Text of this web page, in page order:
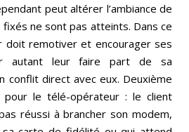
peut altérer l’ambiance de
ne sont pas atteints. Dans ce
doit remotiver et encourager ses
autant leur faire part de sa
conflit direct avec eux. Deuxième
pour le télé-opérateur : le client
réussi à brancher son modem,